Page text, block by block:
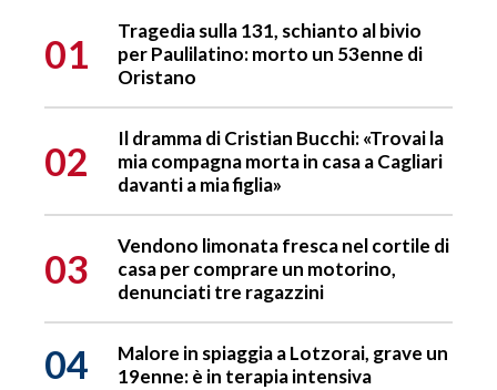
01
Tragedia sulla 131, schianto al bivio
per Paulilatino: morto un 53enne di
Oristano
02
Il dramma di Cristian Bucchi: «Trovai la
mia compagna morta in casa a Cagliari
davanti a mia figlia»
03
Vendono limonata fresca nel cortile di
casa per comprare un motorino,
denunciati tre ragazzini
04
Malore in spiaggia a Lotzorai, grave un
19enne: è in terapia intensiva